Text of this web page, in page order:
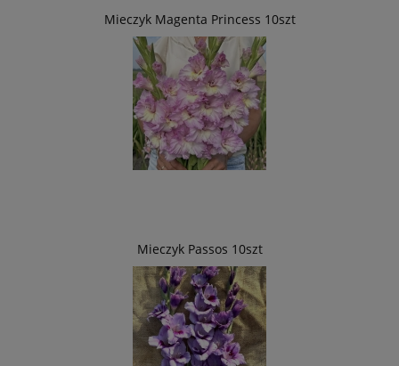
Mieczyk Magenta Princess 10szt
Mieczyk Passos 10szt